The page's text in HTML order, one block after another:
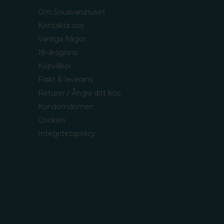
Om Snusvaruhuset
Kontakta oss
Vanliga frågor
18-årsgräns
Köpvillkor
Frakt & leverans
Returer / Ångra ditt köp
Kundomdömen
Cookies
Integritetspolicy